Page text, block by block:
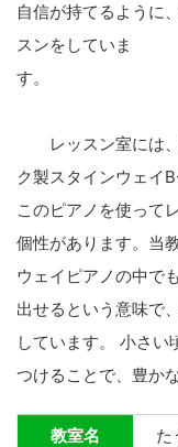
自信が持てるように
スンをしていま
レッスン室には、
ク製スタインウェイ
このピアノを使って
個性があります。当
ウェイピアノの中で
出せるという意味で
しています。 小さい
つけることで、豊か
教室名 た